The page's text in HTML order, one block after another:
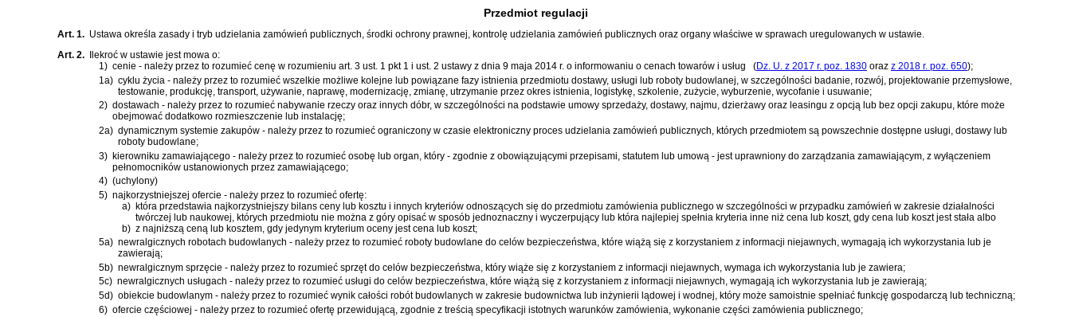
Przedmiot regulacji
Art. 1. Ustawa określa zasady i tryb udzielania zamówień publicznych, środki ochrony prawnej, kontrolę udzielania zamówień publicznych oraz organy właściwe w sprawach uregulowanych w ustawie.
Art. 2.
Ilekroć w ustawie jest mowa o:
1) cenie - należy przez to rozumieć cenę w rozumieniu art. 3 ust. 1 pkt 1 i ust. 2 ustawy z dnia 9 maja 2014 r. o informowaniu o cenach towarów i usług (Dz. U. z 2017 r. poz. 1830 oraz z 2018 r. poz. 650);
1a) cyklu życia - należy przez to rozumieć wszelkie możliwe kolejne lub powiązane fazy istnienia przedmiotu dostawy, usługi lub roboty budowlanej, w szczególności badanie, rozwój, projektowanie przemysłowe,
testowanie, produkcję, transport, używanie, naprawę, modernizację, zmianę, utrzymanie przez okres istnienia, logistykę, szkolenie, zużycie, wyburzenie, wycofanie i usuwanie;
2) dostawach - należy przez to rozumieć nabywanie rzeczy oraz innych dóbr, w szczególności na podstawie umowy sprzedaży, dostawy, najmu, dzierżawy oraz leasingu z opcją lub bez opcji zakupu, które może
obejmować dodatkowo rozmieszczenie lub instalację;
2a) dynamicznym systemie zakupów - należy przez to rozumieć ograniczony w czasie elektroniczny proces udzielania zamówień publicznych, których przedmiotem są powszechnie dostępne usługi, dostawy lub
roboty budowlane;
3) kierowniku zamawiającego - należy przez to rozumieć osobę lub organ, który - zgodnie z obowiązującymi przepisami, statutem lub umową - jest uprawniony do zarządzania zamawiającym, z wyłączeniem
pełnomocników ustanowionych przez zamawiającego;
4) (uchylony)
5) najkorzystniejszej ofercie - należy przez to rozumieć ofertę:
a) która przedstawia najkorzystniejszy bilans ceny lub kosztu i innych kryteriów odnoszących się do przedmiotu zamówienia publicznego w szczególności w przypadku zamówień w zakresie działalności
twórczej lub naukowej, których przedmiotu nie można z góry opisać w sposób jednoznaczny i wyczerpujący lub która najlepiej spełnia kryteria inne niż cena lub koszt, gdy cena lub koszt jest stała albo
b) z najniższą ceną lub kosztem, gdy jedynym kryterium oceny jest cena lub koszt;
5a) newralgicznych robotach budowlanych - należy przez to rozumieć roboty budowlane do celów bezpieczeństwa, które wiążą się z korzystaniem z informacji niejawnych, wymagają ich wykorzystania lub je
zawierają;
5b) newralgicznym sprzęcie - należy przez to rozumieć sprzęt do celów bezpieczeństwa, który wiąże się z korzystaniem z informacji niejawnych, wymaga ich wykorzystania lub je zawiera;
5c) newralgicznych usługach - należy przez to rozumieć usługi do celów bezpieczeństwa, które wiążą się z korzystaniem z informacji niejawnych, wymagają ich wykorzystania lub je zawierają;
5d) obiekcie budowlanym - należy przez to rozumieć wynik całości robót budowlanych w zakresie budownictwa lub inżynierii lądowej i wodnej, który może samoistnie spełniać funkcję gospodarczą lub techniczną;
6) ofercie częściowej - należy przez to rozumieć ofertę przewidującą, zgodnie z treścią specyfikacji istotnych warunków zamówienia, wykonanie części zamówienia publicznego;